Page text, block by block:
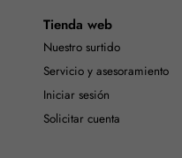
Tienda web
Nuestro surtido
Servicio y asesoramiento
Iniciar sesión
Solicitar cuenta